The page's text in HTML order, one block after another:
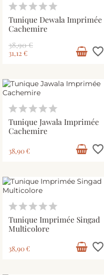
Tunique Dewala Imprimée
Cachemire
38,90 €
31,12 € favorite_border
Tunique Jawala Imprimée
Cachemire
38,90 € favorite_border
Tunique Imprimée Singad
Multicolore
38,90 € favorite_border